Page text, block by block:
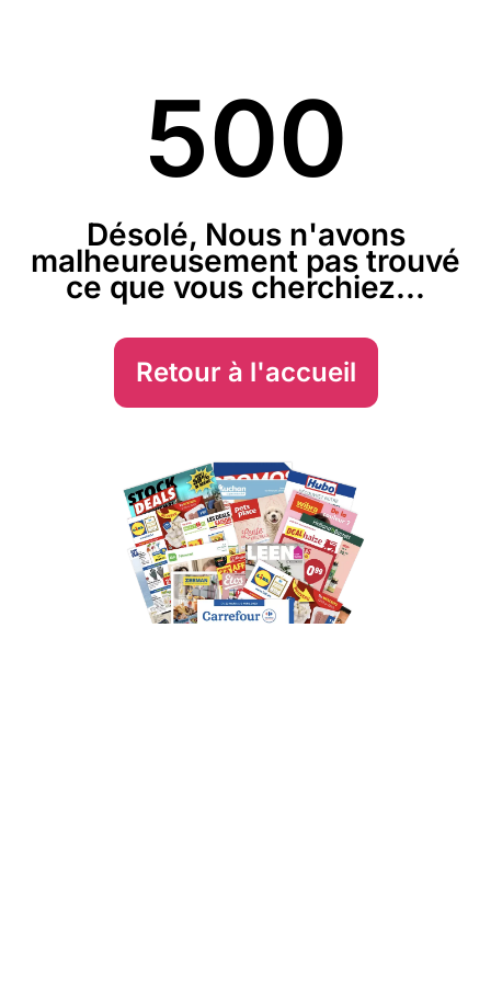
500
Désolé, Nous n'avons
malheureusement pas trouvé
ce que vous cherchiez...
Retour à l'accueil